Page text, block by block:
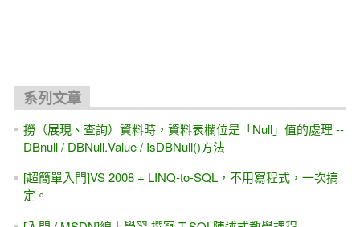
ASP.NET 10.0 MVC 線上教學 免費試聽 教學視頻
[ASP.NET MVC] Web API測試工具 Http Fuzzing - VS2026/
.NET 10.0
[ASP.NET MVC] 檔案上傳 FileUpload，讀取Excel檔 多筆記
錄，批次寫入資料庫 (NPOI)